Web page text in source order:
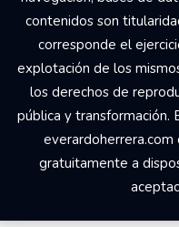
contenidos son
corresponde el
explotación de los
los derechos de
pública y transformación.
gratuitamente a